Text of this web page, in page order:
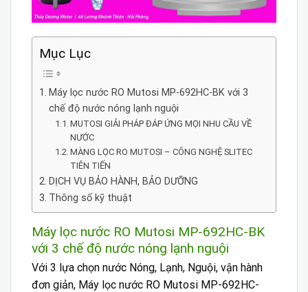
Mục Lục
Máy lọc nước RO Mutosi MP-692HC-BK với 3
chế độ nước nóng lạnh nguội
MUTOSI GIẢI PHÁP ĐÁP ỨNG MỌI NHU CẦU VỀ
NƯỚC
MÀNG LỌC RO MUTOSI – CÔNG NGHỆ SLITEC
TIÊN TIẾN
DỊCH VỤ BẢO HÀNH, BẢO DƯỠNG
Thông số kỹ thuật
Máy lọc nước RO Mutosi MP-692HC-BK
với 3 chế độ nước nóng lạnh nguội
Với 3 lựa chọn nước Nóng, Lạnh, Nguội, vận hành
đơn giản, Máy lọc nước RO Mutosi MP-692HC-